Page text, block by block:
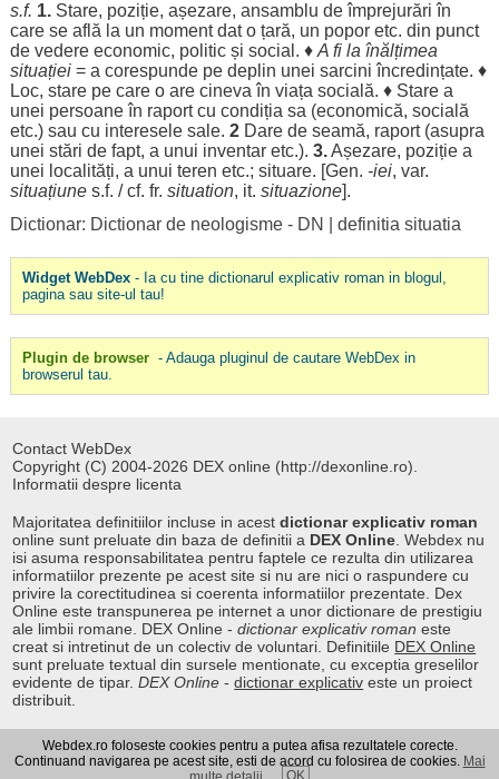
s.f. 1.Stare, poziție, așezare, ansamblu de împrejurări în
care se află la un moment dato țară, un popor etc. din punct
de vedere economic, politicși social . ♦ A fi la înălțimea
situației= a corespundepe deplin unei sarcini încredințate. ♦
Loc, stare pe care o are cineva în viața socială. ♦ Stare a
unei persoaneîn raportcu condiția sa (economică, socială
etc.) sau cu interesele sale. 2 Darede seamă, raport(asupra
unei stări de fapt, a unui inventaretc.). 3.Așezare, pozițiea
unei localități, a unui teren etc.; situare. [Gen. -iei, var.
situațiunes.f. / cf. fr. situation, it. situazione].
Dictionar: Dictionar de neologisme - DN
definitia situatia
Widget WebDex- Ia cu tine dictionarul explicativ roman in blogul,
pagina sau site-ul tau!
Plugin de browser - Adauga pluginul de cautare WebDex in
browserul tau.
Contact WebDex
Copyright (C) 2004-2026 DEX online (http://dexonline.ro).
Informatii despre licenta
Majoritatea definitiilor incluse in acestdictionar explicativ roman
online sunt preluate din baza de definitii a DEX Online . Webdex nu
isi asuma responsabilitatea pentru faptele ce rezulta din utilizarea
informatiilor prezente pe acest site si nu are nici o raspundere cu
privire la corectitudinea si coerenta informatiilor prezentate. Dex
Online este transpunerea pe internet a unor dictionare de prestigiu
ale limbii romane. DEX Online -dictionar explicativ roman este
creat si intretinut de un colectiv de voluntari. Definitiile DEX Online
sunt preluate textual din sursele mentionate, cu exceptia greselilor
evidente de tipar.DEX Online -dictionar explicativ este un proiect
distribuit.
Curs valutar|Kurs walut|Pret fier vechi
Webdex.ro foloseste cookies pentru a putea afisa rezultatele corecte.
Continuand navigarea pe acest site, esti de acord cu folosirea de cookies. Mai
OK